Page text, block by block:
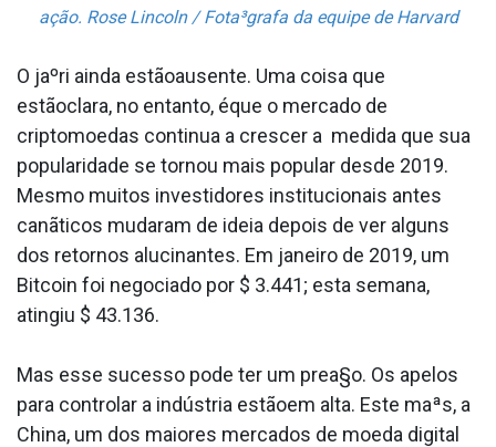
ação. Rose Lincoln / Fota³grafa da equipe de Harvard
O jaºri ainda estãoausente. Uma coisa que
estãoclara, no entanto, éque o mercado de
criptomoedas continua a crescer a medida que sua
popularidade se tornou mais popular desde 2019.
Mesmo muitos investidores institucionais antes
canãticos mudaram de ideia depois de ver alguns
dos retornos alucinantes. Em janeiro de 2019, um
Bitcoin foi negociado por $ 3.441; esta semana,
atingiu $ 43.136.
Mas esse sucesso pode ter um prea§o. Os apelos
para controlar a indústria estãoem alta. Este maªs, a
China, um dos maiores mercados de moeda digital